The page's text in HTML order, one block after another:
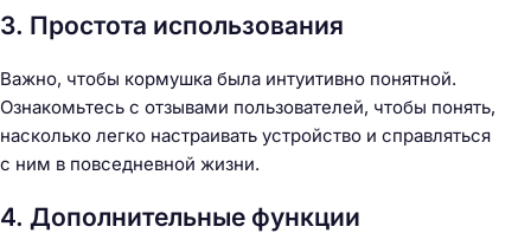
3. Простота использования
Важно, чтобы кормушка была интуитивно понятной.
Ознакомьтесь с отзывами пользователей, чтобы понять,
насколько легко настраивать устройство и справляться
с ним в повседневной жизни.
4. Дополнительные функции